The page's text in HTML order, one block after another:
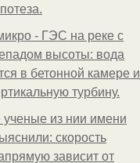
- ГЭС на реке с
высоты: вода
в бетонной камере и
турбину.
ученые из нии имени
скорость
зависит от